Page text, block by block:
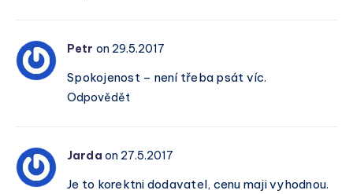
Petr on 29.5.2017
Spokojenost – není třeba psát víc.
Odpovědět
Jarda on 27.5.2017
Je to korektni dodavatel, cenu maji vyhodnou.